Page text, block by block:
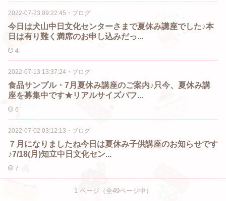
2022-07-23 09:22:45 ・ ブログ
今日は犬山中日文化センターさまで夏休み講座でした♪本
日は有り難く満席のお申し込みだっ...
4
2022-07-13 13:37:24 ・ ブログ
食品サンプル・7月夏休み講座のご案内♪只今、夏休み講
座を募集中です★リアルサイズパフ...
6
2022-07-02 03:12:13 ・ ブログ
７月になりましたね今日は夏休み子供講座のお知らせです
♪7/18(月)知立中日文化セン...
7
1 ページ（全49ページ中）